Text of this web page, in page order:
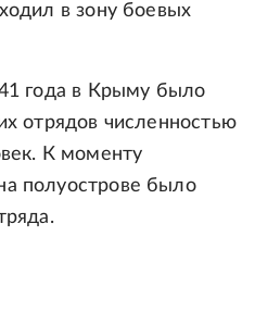
в зону боевых
года в Крыму было
отрядов численностью
К моменту
полуострове было